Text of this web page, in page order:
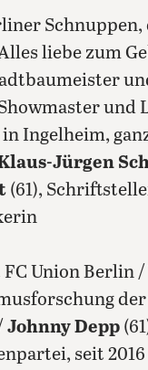
liebe zum
und
Ingelheim,
Jürgen
(61),
Union Berlin /
Johnny Depp
seit